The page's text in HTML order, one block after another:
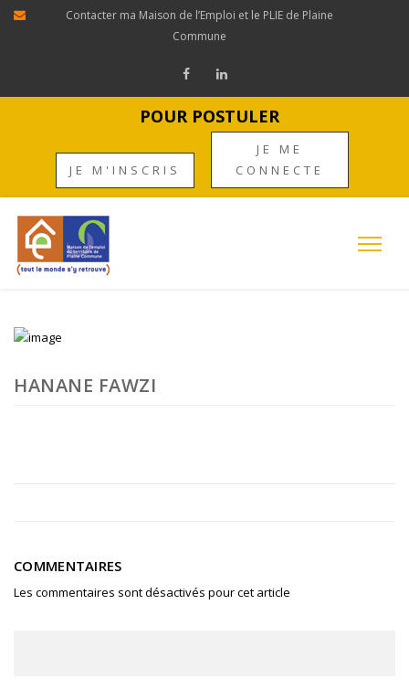
Contacter ma Maison de l’Emploi et le PLIE de Plaine
Commune
POUR POSTULER
JE M'INSCRIS
JE ME
CONNECTE
HANANE FAWZI
COMMENTAIRES
Les commentaires sont désactivés pour cet article